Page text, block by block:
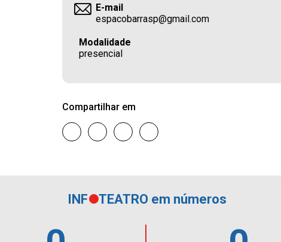
E-mail
espacobarrasp@gmail.com
Modalidade
presencial
Compartilhar em
INF TEATRO em números